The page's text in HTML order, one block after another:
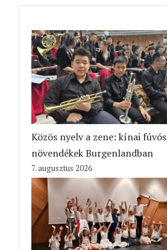
Közös nyelv a zene: kínai fúvós
növendékek Burgenlandban
7. augusztus 2026